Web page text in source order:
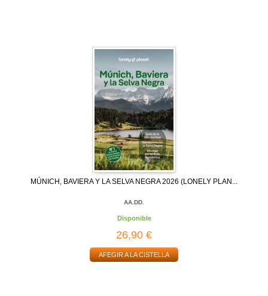
MÚNICH, BAVIERA Y LA SELVA NEGRA 2026 (LONELY PLAN...
AA.DD.
Disponible
26,90 €
AFEGIR A LA CISTELLA